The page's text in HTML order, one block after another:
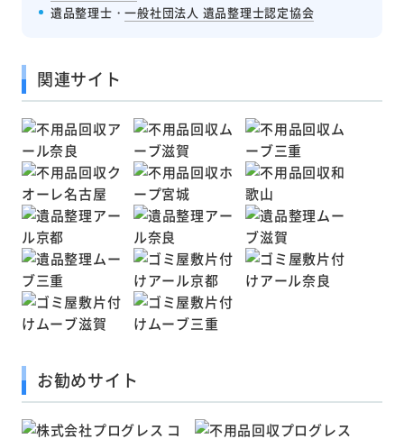
遺品整理士・一般社団法人 遺品整理士認定協会
関連サイト
お勧めサイト